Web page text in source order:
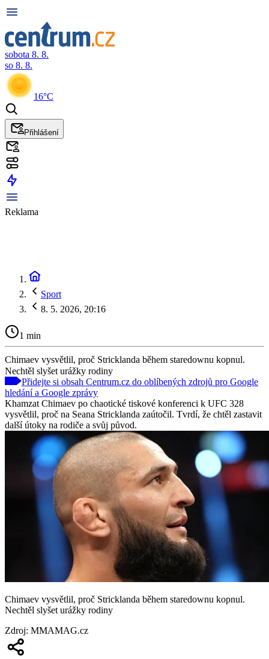
sobota 8. 8.
so 8. 8.
16°C
Přihlášení
Reklama
Sport
8. 5. 2026, 20:16
1 min
Chimaev vysvětlil, proč Stricklanda během staredownu kopnul.
Nechtěl slyšet urážky rodiny
Přidejte si obsah Centrum.cz do oblíbených zdrojů pro Google
hledání a Google zprávy
Khamzat Chimaev po chaotické tiskové konferenci k UFC 328
vysvětlil, proč na Seana Stricklanda zaútočil. Tvrdí, že chtěl zastavit
další útoky na rodiče a svůj původ.
Chimaev vysvětlil, proč Stricklanda během staredownu kopnul.
Nechtěl slyšet urážky rodiny
Zdroj: MMAMAG.cz